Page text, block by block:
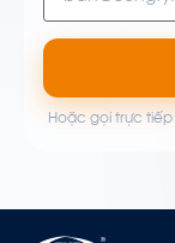
Hoặc gọi trực tiếp